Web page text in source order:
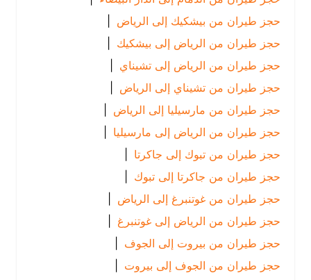
حجز طيران من بيشكيك إلى الرياض
|
حجز طيران من الرياض إلى بيشكيك |
حجز طيران من الرياض إلى تشيناي |
حجز طيران من تشيناي إلى الرياض
|
حجز طيران من مارسيليا إلى الرياض
|
حجز طيران من الرياض إلى مارسيليا |
حجز طيران من تبوك إلى جاكرتا
|
حجز طيران من جاكرتا إلى تبوك
|
حجز طيران من غوتنبرغ إلى الرياض
|
حجز طيران من الرياض إلى غوتنبرغ |
حجز طيران من بيروت إلى الجوف |
حجز طيران من الجوف إلى بيروت
|